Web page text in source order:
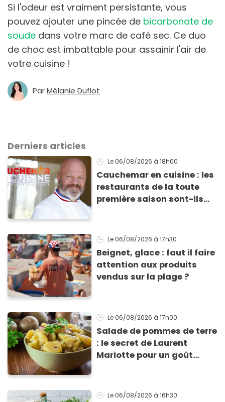
Si l'odeur est vraiment persistante, vous
pouvez ajouter une pincée de bicarbonate de
soude dans votre marc de café sec. Ce duo
de choc est imbattable pour assainir l'air de
votre cuisine !
ParMélanie Duflot
Derniers articles
Le 06/08/2026 à 18h00
Cauchemar en cuisine : les
restaurants de la toute
première saison sont-ils
Le 06/08/2026 à 17h30
Beignet, glace : faut il faire
attention aux produits
vendus sur la plage ?
Le 06/08/2026 à 17h00
Salade de pommes de terre
: le secret de Laurent
Mariotte pour un goût
Le 06/08/2026 à 16h30